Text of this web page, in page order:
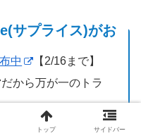
サプライス)がお
中
【2/16まで】
から万が一のトラ
トップ サイドバー